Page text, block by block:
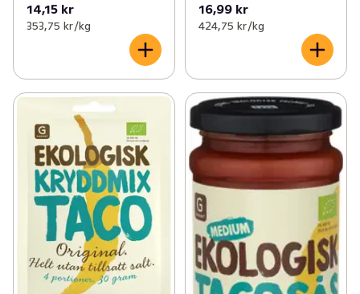
14,15 kr
353,75 kr /kg
16,99 kr
424,75 kr /kg